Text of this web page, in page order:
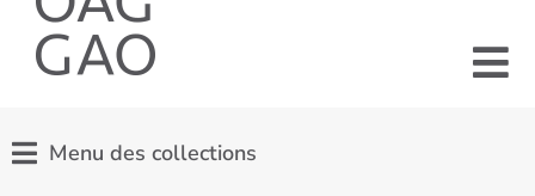
Menu des collections